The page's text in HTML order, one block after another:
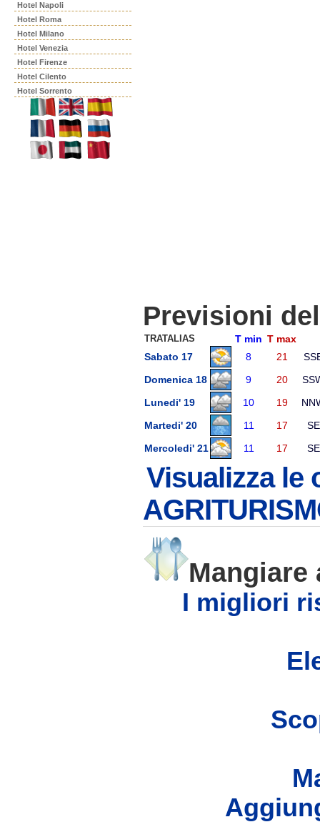
Hotel Napoli
Hotel Roma
Hotel Milano
Hotel Venezia
Hotel Firenze
Hotel Cilento
Hotel Sorrento
Previsioni
TRATALIAS T min T max
Sabato 17
8 21
Domenica 18
9 20
Lunedi' 19
10 19
Martedi' 20
11 17
SE
Mercoledi' 21
11 17 SE
Visualizza le
Mangiare
I migliori